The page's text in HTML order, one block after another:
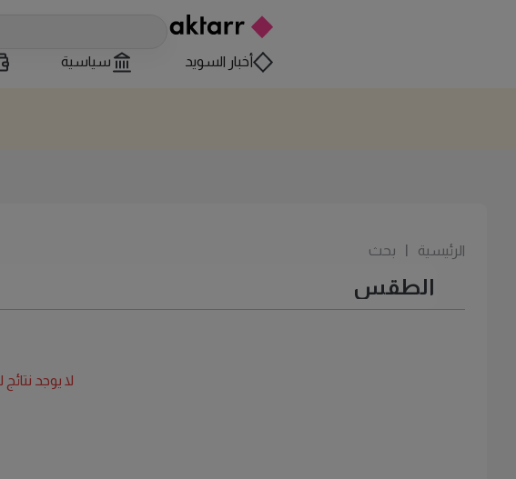
أخبار السويد سياسية
الرئيسية | بحث
لا يوجد نتائج لـ